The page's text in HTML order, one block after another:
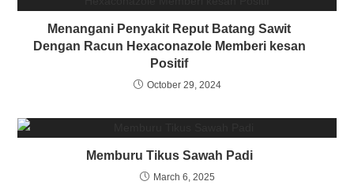
Menangani Penyakit Reput Batang Sawit
Dengan Racun Hexaconazole Memberi kesan
Positif
October 29, 2024
Memburu Tikus Sawah Padi
March 6, 2025